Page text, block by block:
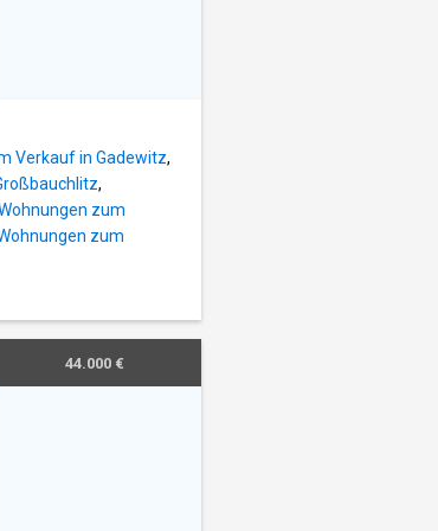
Verkauf in Gadewitz,
,
zum
zum
44.000 €